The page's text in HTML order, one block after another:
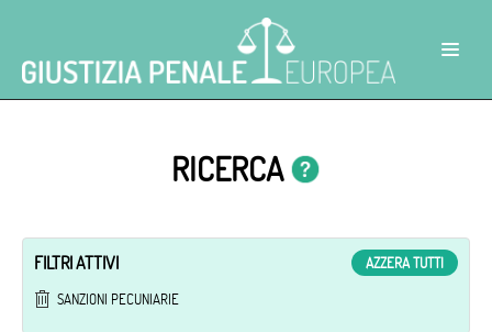
RICERCA
FILTRI ATTIVI AZZERA TUTTI
SANZIONI PECUNIARIE